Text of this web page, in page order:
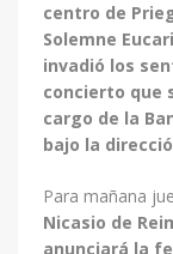
centro de
Solemne
invadió los
concierto que
cargo de la
bajo la
Para mañana
Nicasio de
anunciará la